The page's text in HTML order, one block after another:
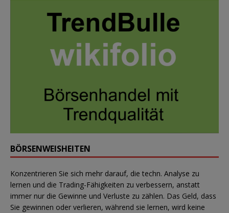
BÖRSENWEISHEITEN
Konzentrieren Sie sich mehr darauf, die techn. Analyse zu
lernen und die Trading-Fähigkeiten zu verbessern, anstatt
immer nur die Gewinne und Verluste zu zählen. Das Geld, dass
Sie gewinnen oder verlieren, während sie lernen, wird keine